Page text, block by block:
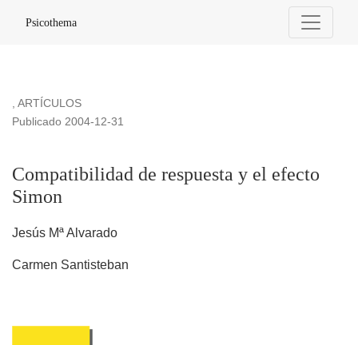
Psicothema
, ARTÍCULOS
Compatibilidad de respuesta y el efecto
Simon
Publicado 2004-12-31
Jesús Mª Alvarado
Carmen Santisteban